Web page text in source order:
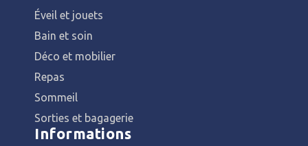
Éveil et jouets
Bain et soin
Déco et mobilier
Repas
Sommeil
Sorties et bagagerie
Informations